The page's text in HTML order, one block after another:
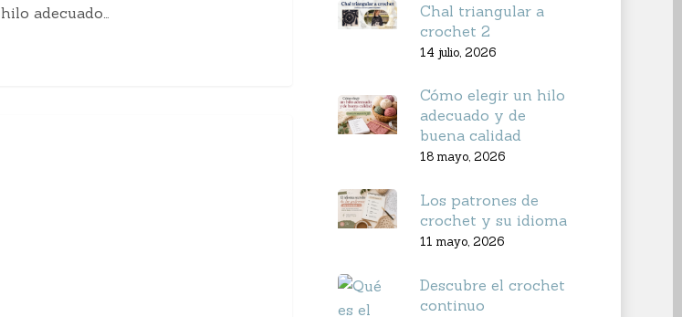
hilo adecuado…
Chal triangular a
crochet 2
14 julio, 2026
Cómo elegir un hilo
adecuado y de
buena calidad
18 mayo, 2026
Los patrones de
crochet y su idioma
11 mayo, 2026
Descubre el crochet
continuo